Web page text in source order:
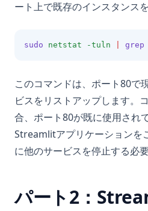
ート上で既存のインスタンス
sudo netstat -tuln grep
このコマンドは、ポート80で
ビスをリストアップします。
合、ポート80が既に使用され
Streamlitアプリケーションを
に他のサービスを停止する必
パート2：